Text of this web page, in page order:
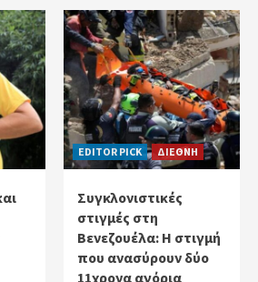
EDITOR PICK ΔΙΕΘΝΗ
Συγκλονιστικές
στιγμές στη
Βενεζουέλα: Η στιγμή
που ανασύρουν δύο
11χρονα αγόρια